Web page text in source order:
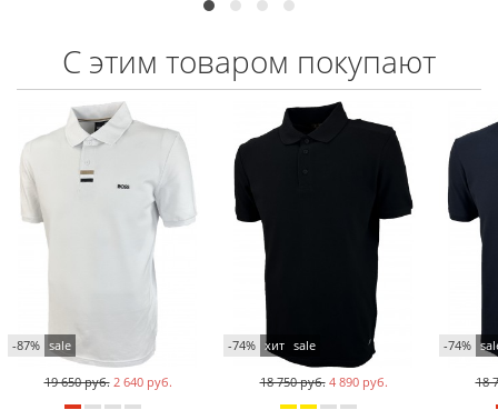
С этим товаром покупают
-87% sale
19 650 руб. 2 640 руб.
-74% хит sale
18 750 руб. 4 890 руб.
-74%
18